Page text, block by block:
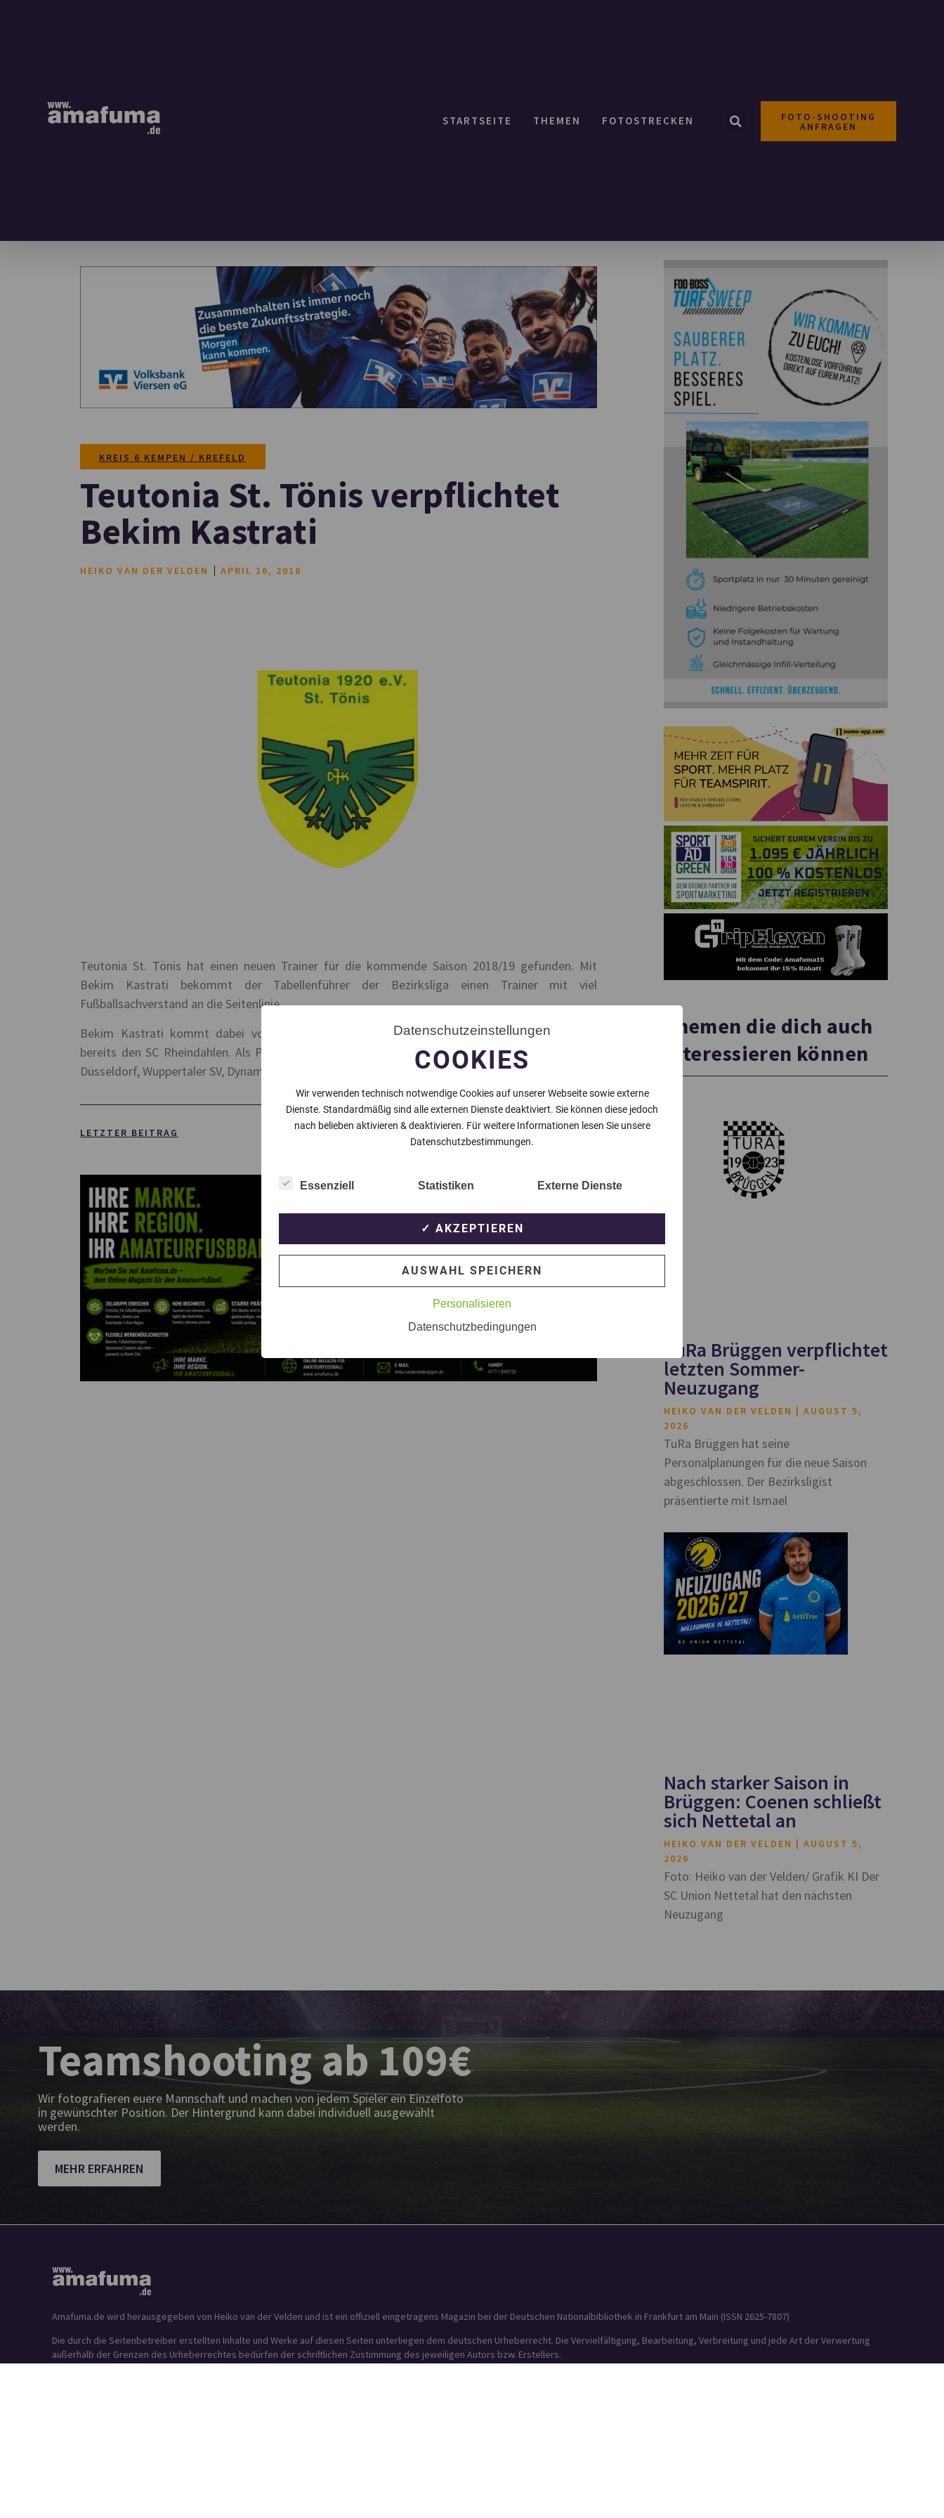
STARTSEITE THEMEN FOTOSTRECKEN FOTO-SHOOTING
ANFRAGEN
KREIS 6 KEMPEN / KREFELD
Teutonia St. Tönis verpflichtet
Bekim Kastrati
HEIKO VAN DER VELDEN APRIL 16, 2018
Teutonia St. Tönis hat einen neuen Trainer für die kommende Saison 2018/19 gefunden. Mit
Bekim Kastrati bekommt der Tabellenführer der Bezirksliga einen Trainer mit viel
Fußballsachverstand an die Seitenlinie.
Bekim Kastrati kommt dabei vom Bezirksligisten SV Mönchengladbach und trainierte zuvor
bereits den SC Rheindahlen. Als Profispieler war er u.a. für Borussia Mönchengladbach, Fortuna
Düsseldorf, Wuppertaler SV, Dynamo Dresden, Bonner SC und Eintracht Braunschweig aktiv.
LETZTER BEITRAG NÄCHSTER BEITRAG
Themen die dich auch
interessieren können
TuRa Brüggen verpflichtet
letzten Sommer-
Neuzugang
HEIKO VAN DER VELDEN
AUGUST 5,
2026
TuRa Brüggen hat seine
Personalplanungen für die neue Saison
abgeschlossen. Der Bezirksligist
präsentierte mit Ismael
Nach starker Saison in
Brüggen: Coenen schließt
sich Nettetal an
HEIKO VAN DER VELDEN
AUGUST 5,
2026
Foto: Heiko van der Velden/ Grafik KI Der
SC Union Nettetal hat den nächsten
Neuzugang
Teamshooting ab 109€
Wir fotografieren euere Mannschaft und machen von jedem Spieler ein Einzelfoto
in gewünschter Position. Der Hintergrund kann dabei individuell ausgewählt
werden.
MEHR ERFAHREN
Amafuma.de wird herausgegeben von Heiko van der Velden und ist ein offiziell eingetragens Magazin bei der Deutschen Nationalbibliothek in Frankfurt am Main (ISSN 2625-7807)
Die durch die Seitenbetreiber erstellten Inhalte und Werke auf diesen Seiten unterliegen dem deutschen Urheberrecht. Die Vervielfältigung, Bearbeitung, Verbreitung und jede Art der Verwertung
außerhalb der Grenzen des Urheberrechtes bedürfen der schriftlichen Zustimmung des jeweiligen Autors bzw. Erstellers.
Datenschutzeinstellungen
COOKIES
Wir verwenden technisch notwendige Cookies auf unserer Webseite sowie externe
Dienste. Standardmäßig sind alle externen Dienste deaktiviert. Sie können diese jedoch
nach belieben aktivieren & deaktivieren. Für weitere Informationen lesen Sie unsere
Datenschutzbestimmungen.
Essenziell Statistiken Externe Dienste
✓ AKZEPTIEREN
AUSWAHL SPEICHERN
Personalisieren
Datenschutzbedingungen